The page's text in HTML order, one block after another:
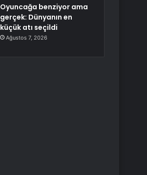
Oyuncağa benziyor ama
gerçek: Dünyanın en
küçük atı seçildi
Ağustos 7, 2026